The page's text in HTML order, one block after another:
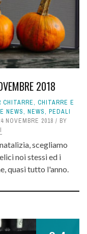
2018
CHITARRE, CHITARRE E
NEWS, NEWS, PEDALI
NOVEMBRE 2018
BY
scegliamo
noi stessi ed i
quasi tutto l'anno.